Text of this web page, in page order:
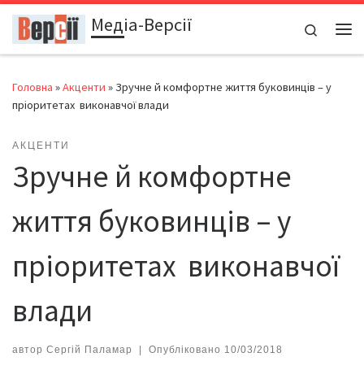
Перейти до вмістуМедіа-Версії
Search
Головна »Акценти » Зручне й комфортне життя буковинців – у
пріоритетах виконавчої влади
АКЦЕНТИ
Зручне й комфортне
життя буковинців – у
пріоритетах виконавчої
влади
автор Сергій Паламар | Опубліковано 10/03/2018